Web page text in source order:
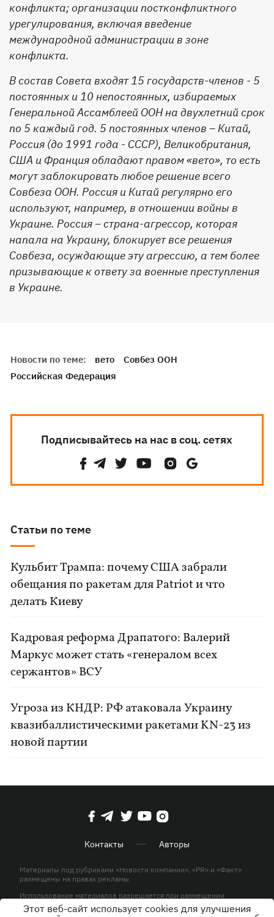
конфликта; организации постконфликтного
урегулирования, включая введение
международной администрации в зоне
конфликта.
В состав Совета входят 15 государств-членов - 5
постоянных и 10 непостоянных, избираемых
Генеральной Ассамблеей ООН на двухлетний срок
по 5 каждый год. 5 постоянных членов – Китай,
Россия (до 1991 года - СССР), Великобритания,
США и Франция обладают правом «вето», то есть
могут заблокировать любое решение всего
Совбеза ООН. Россия и Китай регулярно его
используют, например, в отношении войны в
Украине. Россия – страна-агрессор, которая
напала на Украину, блокирует все решения
Совбеза, осуждающие эту агрессию, а тем более
призывающие к ответу за военные преступления
в Украине.
Новости по теме: вето
Совбез ООН
Российская Федерация
Подписывайтесь на нас в соц. сетях
Статьи по теме
Кульбит Трампа: почему США забрали
обещания по ракетам для Patriot и что
делать Киеву
Кадровая реформа Драпатого: Валерий
Маркус может стать «генералом всех
сержантов» ВСУ
Угроза из КНДР: РФ атаковала Украину
квазибаллистическими ракетами KN-23 из
новой партии
Контакты Авторы
Материалы под рубриками «Новости компании», «PR» и «Факт»
размещены на правах рекламы
Использование материалов разрешается при размещении
активной гиперссылки на KP.UA в первом абзаце.
Этот веб-сайт использует cookies для улучшения